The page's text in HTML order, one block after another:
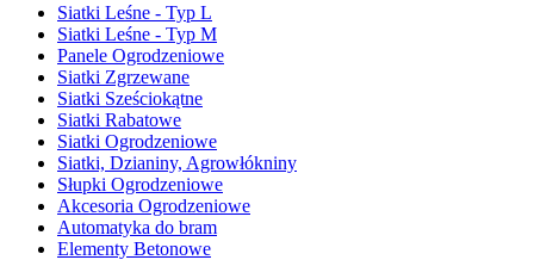
Siatki Leśne - Typ L
Siatki Leśne - Typ M
Panele Ogrodzeniowe
Siatki Zgrzewane
Siatki Sześciokątne
Siatki Rabatowe
Siatki Ogrodzeniowe
Siatki, Dzianiny, Agrowłókniny
Słupki Ogrodzeniowe
Akcesoria Ogrodzeniowe
Automatyka do bram
Elementy Betonowe